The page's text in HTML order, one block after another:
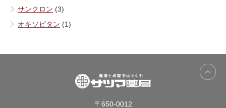
サンクロン (3)
オキソピタン (1)
〒650-0012